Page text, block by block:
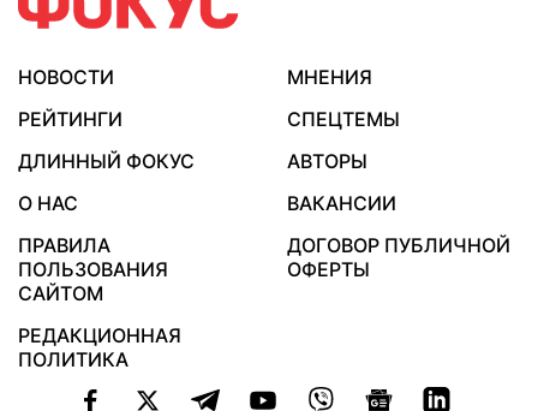
НОВОСТИ
МНЕНИЯ
РЕЙТИНГИ
СПЕЦТЕМЫ
ДЛИННЫЙ ФОКУС
АВТОРЫ
О НАС
ВАКАНСИИ
ПРАВИЛА
ПОЛЬЗОВАНИЯ
САЙТОМ
ДОГОВОР ПУБЛИЧНОЙ
ОФЕРТЫ
РЕДАКЦИОННАЯ
ПОЛИТИКА